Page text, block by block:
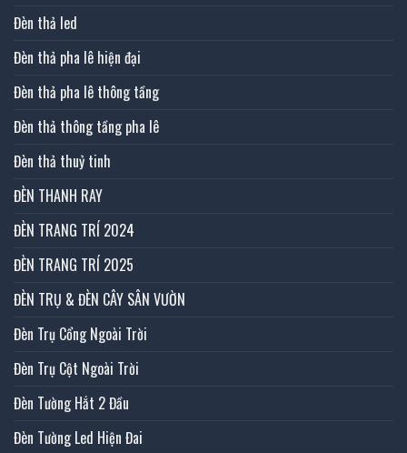
Đèn thả led
Đèn thả pha lê hiện đại
Đèn thả pha lê thông tầng
Đèn thả thông tầng pha lê
Đèn thả thuỷ tinh
ĐÈN THANH RAY
ĐÈN TRANG TRÍ 2024
ĐÈN TRANG TRÍ 2025
ĐÈN TRỤ & ĐÈN CÂY SÂN VƯỜN
Đèn Trụ Cổng Ngoài Trời
Đèn Trụ Cột Ngoài Trời
Đèn Tường Hắt 2 Đầu
Đèn Tường Led Hiện Đai